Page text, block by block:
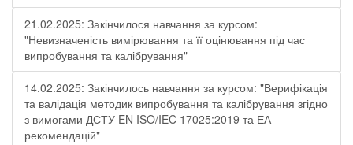
21.02.2025: Закінчилося навчання за курсом:
"Невизначеність вимірювання та її оцінювання під час
випробування та калібрування"
14.02.2025: Закінчилось навчання за курсом: "Верифікація
та валідація методик випробування та калібрування згідно
з вимогами ДСТУ EN ISO/IEC 17025:2019 та ЕА-
рекомендацій"